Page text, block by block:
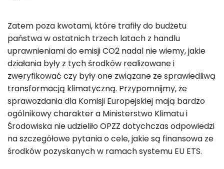
Zatem poza kwotami, które trafiły do budżetu
państwa w ostatnich trzech latach z handlu
uprawnieniami do emisji CO2 nadal nie wiemy, jakie
działania były z tych środków realizowane i
zweryfikować czy były one związane ze sprawiedliwą
transformacją klimatyczną. Przypomnijmy, że
sprawozdania dla Komisji Europejskiej mają bardzo
ogólnikowy charakter a Ministerstwo Klimatu i
Środowiska nie udzieliło OPZZ dotychczas odpowiedzi
na szczegółowe pytania o cele, jakie są finansowa ze
środków pozyskanych w ramach systemu EU ETS.